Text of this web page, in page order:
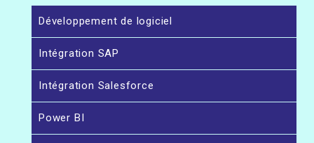
Développement de logiciel
Intégration SAP
Intégration Salesforce
Power BI